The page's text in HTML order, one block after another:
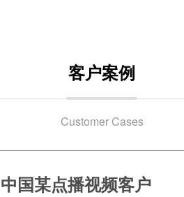
客户案例
Customer Cases
中国某点播视频客户